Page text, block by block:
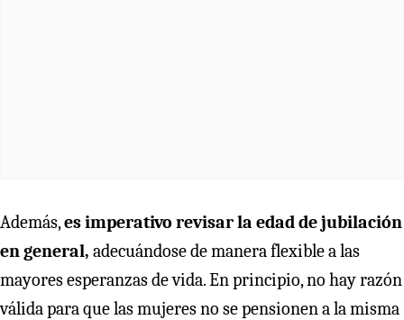
Además,es imperativo revisar la edad de jubilación
en general, adecuándose de manera flexible a las
mayores esperanzas de vida. En principio, no hay razón
válida para que las mujeres no se pensionen a la misma